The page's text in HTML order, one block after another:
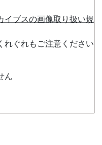
イブスの画像取り扱い規
れぐれもご注意ください
ん